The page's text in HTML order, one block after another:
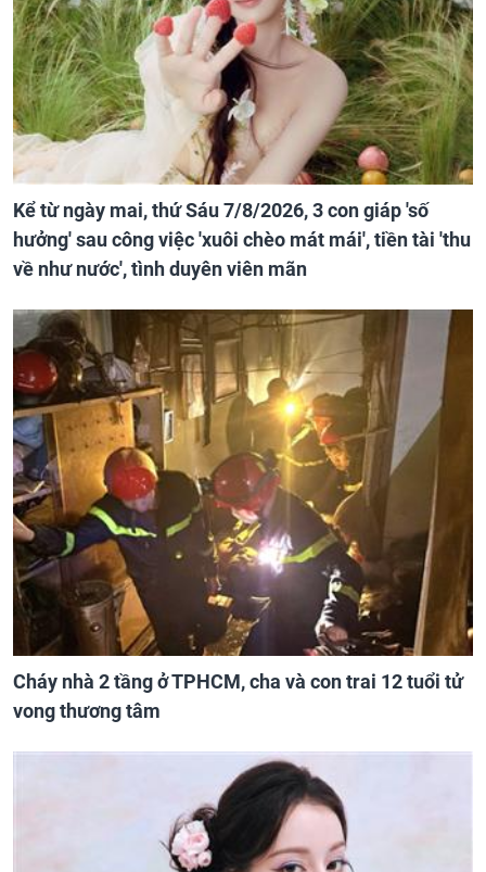
Kể từ ngày mai, thứ Sáu 7/8/2026, 3 con giáp 'số
hưởng' sau công việc 'xuôi chèo mát mái', tiền tài 'thu
về như nước', tình duyên viên mãn
Cháy nhà 2 tầng ở TPHCM, cha và con trai 12 tuổi tử
vong thương tâm